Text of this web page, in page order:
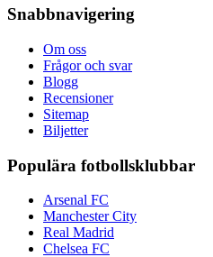
Snabbnavigering
Om oss
Frågor och svar
Blogg
Recensioner
Sitemap
Biljetter
Populära fotbollsklubbar
Arsenal FC
Manchester City
Real Madrid
Chelsea FC